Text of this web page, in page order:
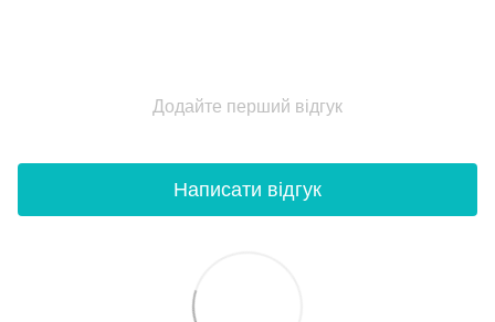
Додайте перший відгук
Написати відгук